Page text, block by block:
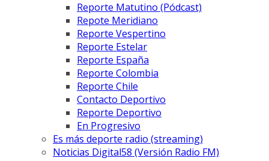
Reporte Matutino (Pódcast)
Repote Meridiano
Reporte Vespertino
Reporte Estelar
Reporte España
Reporte Colombia
Reporte Chile
Contacto Deportivo
Reporte Deportivo
En Progresivo
Es más deporte radio (streaming)
Noticias Digital58 (Versión Radio FM)